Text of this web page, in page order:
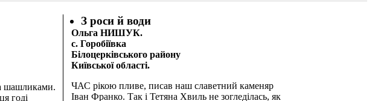
шашликами.
годі
З роси й води
Ольга НИШУК.
с. Горобіївка
Білоцерківського району
Київської області.
ЧАС рікою пливе, писав наш славетний каменяр
Іван Франко. Так і Тетяна Хвиль не зогледілась, як